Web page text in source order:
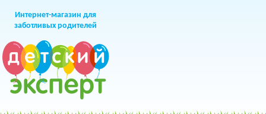
Интернет-магазин для
заботливых родителей